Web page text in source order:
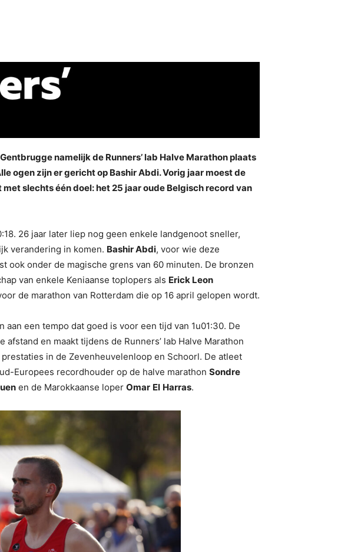
namelijk de Runners’ lab Halve Marathon plaats
ogen zijn er gericht op Bashir Abdi. Vorig jaar moest de
slechts één doel: het 25 jaar oude Belgisch record van
26 jaar later liep nog geen enkele landgenoot sneller,
verandering in komen. Bashir Abdi, voor wie deze
ook onder de magische grens van 60 minuten. De bronzen
van enkele Keniaanse toplopers als Erick Leon
de marathon van Rotterdam die op 16 april gelopen wordt.
aan een tempo dat goed is voor een tijd van 1u01:30. De
en maakt tijdens de Runners’ lab Halve Marathon
in de Zevenheuvelenloop en Schoorl. De atleet
Europees recordhouder op de halve marathon Sondre
en de Marokkaanse loper Omar El Harras.